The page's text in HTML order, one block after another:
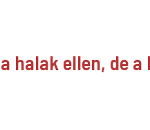
ellen, de